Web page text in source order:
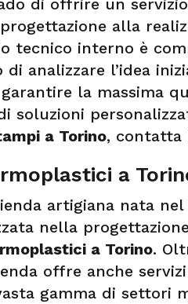
alla
tecnico interno è
analizzare l’idea
la massima
soluzioni
a Torino, contatta
a
artigiana nata
nella
a Torino.
offre anche
gamma di settori